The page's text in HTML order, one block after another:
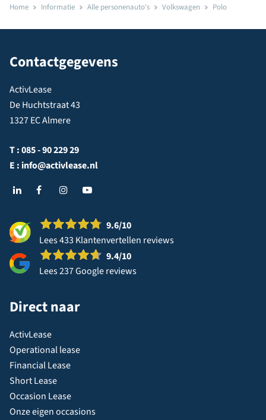
Home Informatie Alle personenauto's Volkswagen Polo
Contactgegevens
ActivLease
De Huchtstraat 43
1327 EC Almere
T :085 - 90 229 29
E : info@activlease.nl
9.6/10
Lees 433 Klantenvertellen reviews
9.4/10
Lees 237 Google reviews
Direct naar
ActivLease
Operational lease
Financial Lease
Short Lease
Occasion Lease
Onze eigen occasions